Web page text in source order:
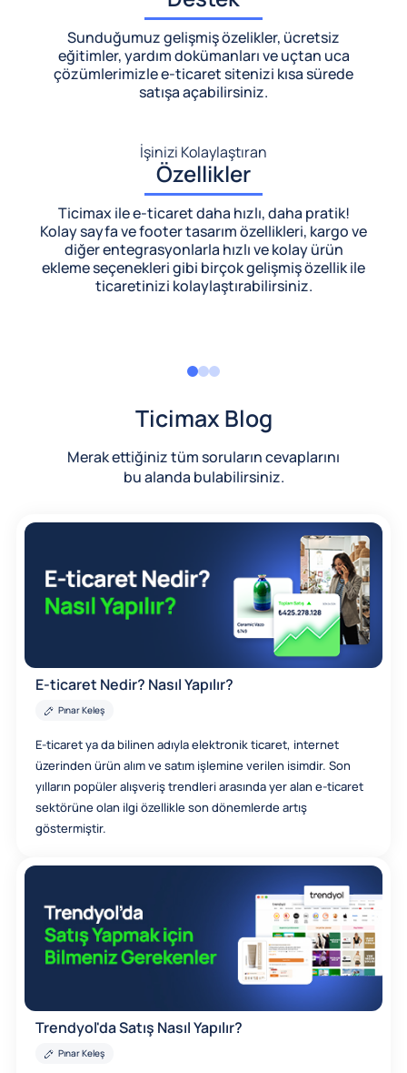
Sunduğumuz gelişmiş özelikler, ücretsiz
eğitimler, yardım dokümanları ve uçtan uca
çözümlerimizlee-ticaret sitenizi kısa sürede
satışa açabilirsiniz.
İşinizi Kolaylaştıran
Özellikler
Ticimax ile e-ticaret daha hızlı, daha pratik!
Kolay sayfa ve footer tasarım özellikleri, kargo ve
diğer entegrasyonlarla hızlı ve kolay ürün
ekleme seçenekleri gibi birçok gelişmiş özellik ile
ticaretinizi kolaylaştırabilirsiniz.
Ticimax Blog
Merak ettiğiniz tüm soruların cevaplarını
bu alanda bulabilirsiniz.
E-ticaret Nedir? Nasıl Yapılır?
Pınar Keleş
E-ticaret ya da bilinen adıyla elektronik ticaret, internet
üzerinden ürün alım ve satım işlemine verilen isimdir. Son
yılların popüler alışveriş trendleri arasında yer alan e-ticaret
sektörüne olan ilgi özellikle son dönemlerde artış
göstermiştir.
Trendyol'da Satış Nasıl Yapılır?
Pınar Keleş